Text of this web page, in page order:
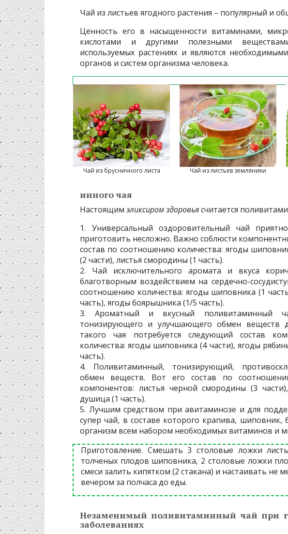
Чай из листьев ягодного растения – популярный и
Ценность его в насыщенности витаминами,
кислотами и другими полезными
используемых растениях и являются
органов и систем организма человека.
Чай из брусничного листа Чай из листьев земляники
инного чая
Настоящим эликсиром здоровьясчитается
1. Универсальный оздоровительный чай
приготовить несложно. Важно соблюсти
состав по соотношению количества: ягоды
(2 части), листья смородины (1 часть).
2. Чай исключительного аромата и вкуса
благотворным воздействием на сердечно-
соотношению количества: ягоды шиповника (1
часть), ягоды боярышника (1/5 часть).
3. Ароматный и вкусный поливитаминный чай
тонизирующего и улучшающего обмен веществ
такого чая потребуется следующий состав
количества: ягоды шиповника (4 части), ягоды
часть).
4. Поливитаминный, тонизирующий,
обмен веществ. Вот его состав по
компонентов: листья черной смородины (3
душица (1 часть).
5. Лучшим средством при авитаминозе и для
супер чай, в составе которого крапива, шиповник,
организм всем набором необходимых витаминов и
Приготовление. Смешать 3 столовые ложки
толченых плодов шиповника, 2 столовые ложки
смеси залить кипятком (2 стакана) и настаивать не
вечером за полчаса до еды.
Незаменимый поливитаминный чай при
заболеваниях